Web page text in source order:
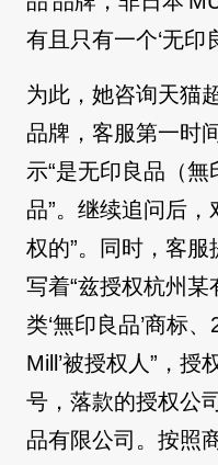
有且只有一个‘无印
为此，她咨询天猫
品牌，客服第一时
示“是无印良品（無
品”。继续追问后
权的”。同时，客
写着“兹授权杭州
类‘無印良品’商标
Mill’被授权人”，
号，落款的授权公
品有限公司。按照